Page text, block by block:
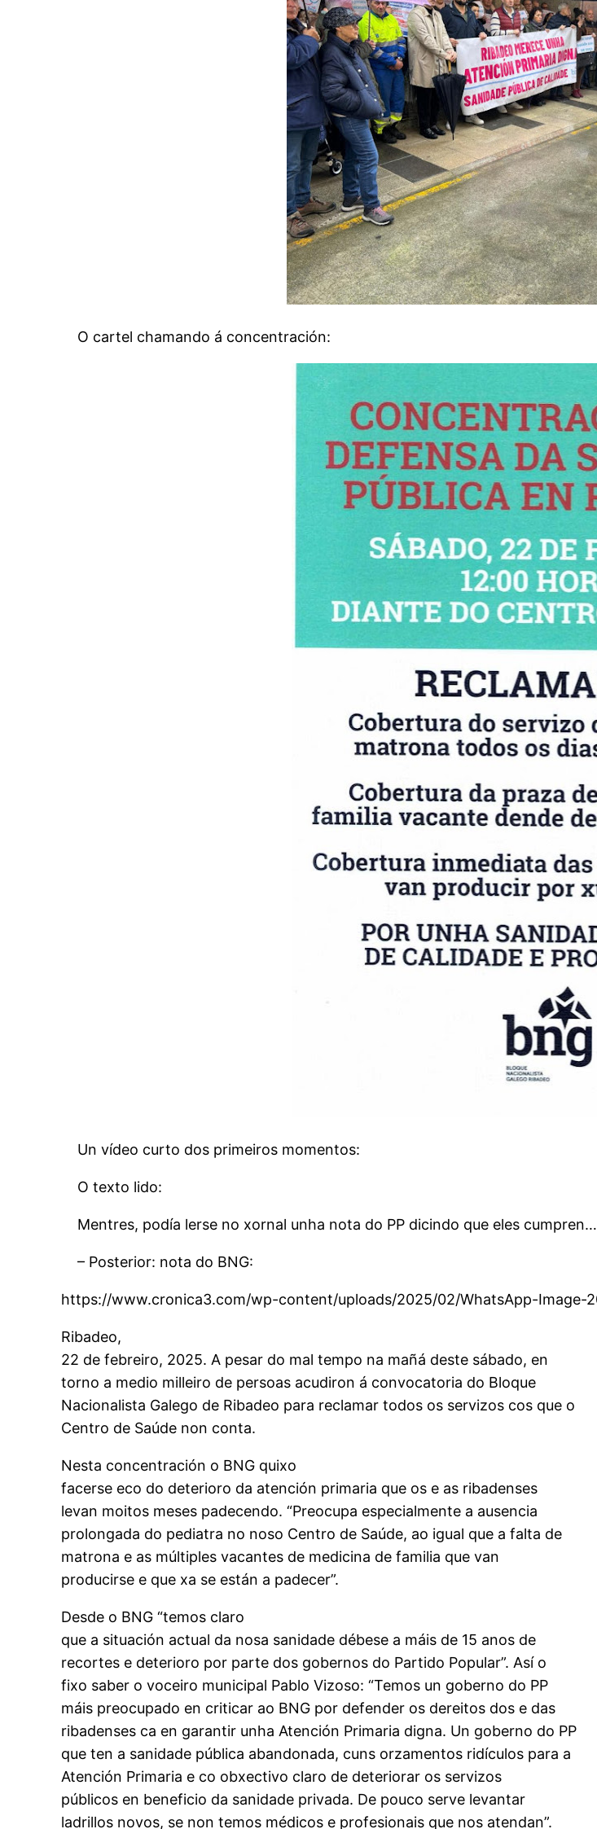
O cartel chamando á concentración:
Un vídeo curto dos primeiros momentos:
O texto lido:
Mentres, podía lerse no xornal unha nota do PP dicindo que eles cumpren…
– Posterior: nota do BNG:
https://www.cronica3.com/wp-content/uploads/2025/02/WhatsApp-Image-
Ribadeo,
22 de febreiro, 2025. A pesar do mal tempo na mañá deste sábado, en
torno a medio milleiro de persoas acudiron á convocatoria do Bloque
Nacionalista Galego de Ribadeo para reclamar todos os servizos cos que o
Centro de Saúde non conta.
Nesta concentración o BNG quixo
facerse eco do deterioro da atención primaria que os e as ribadenses
levan moitos meses padecendo. “Preocupa especialmente a ausencia
prolongada do pediatra no noso Centro de Saúde, ao igual que a falta de
matrona e as múltiples vacantes de medicina de familia que van
producirse e que xa se están a padecer”.
Desde o BNG “temos claro
que a situación actual da nosa sanidade débese a máis de 15 anos de
recortes e deterioro por parte dos gobernos do Partido Popular”. Así o
fixo saber o voceiro municipal Pablo Vizoso: “Temos un goberno do PP
máis preocupado en criticar ao BNG por defender os dereitos dos e das
ribadenses ca en garantir unha Atención Primaria digna. Un goberno do PP
que ten a sanidade pública abandonada, cuns orzamentos ridículos para a
Atención Primaria e co obxectivo claro de deteriorar os servizos
públicos en beneficio da sanidade privada. De pouco serve levantar
ladrillos novos, se non temos médicos e profesionais que nos atendan”.